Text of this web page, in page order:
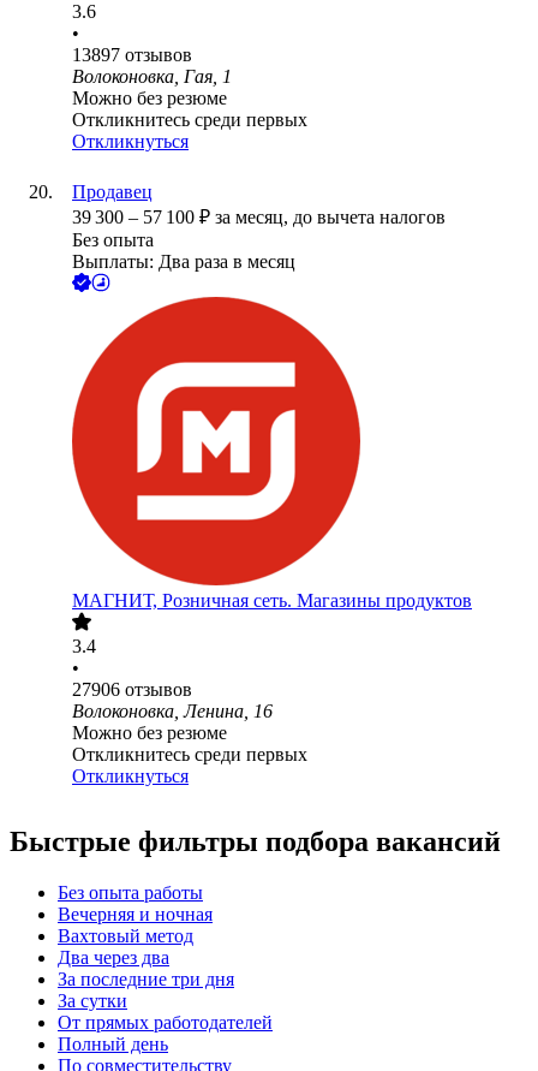
3.6
•
13897 отзывов
Волоконовка, Гая, 1
Можно без резюме
Откликнитесь среди первых
Откликнуться
Продавец
39 300 – 57 100 ₽ за месяц, до вычета налогов
Без опыта
Выплаты: Два раза в месяц
МАГНИТ, Розничная сеть. Магазины продуктов
3.4
•
27906 отзывов
Волоконовка, Ленина, 16
Можно без резюме
Откликнитесь среди первых
Откликнуться
Быстрые фильтры подбора вакансий
Без опыта работы
Вечерняя и ночная
Вахтовый метод
Два через два
За последние три дня
За сутки
От прямых работодателей
Полный день
По совместительству